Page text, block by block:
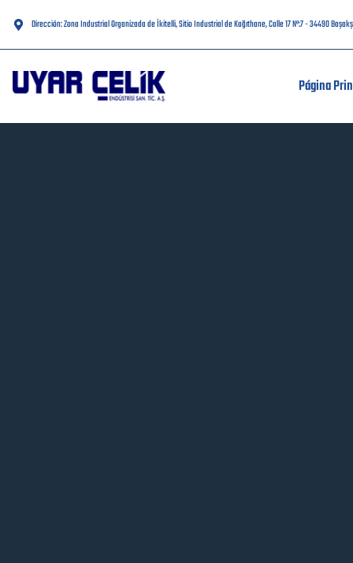
Dirección: Zona Industrial Organizada de İkitelli, Sitio Industrial de Kağıthane, Calle 17 Nº:7 - 34490
Página